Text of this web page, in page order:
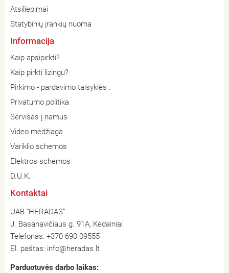
Atsiliepimai
Statybinių įrankių nuoma
Informacija
Kaip apsipirkti?
Kaip pirkti lizingu?
Pirkimo - pardavimo taisyklės .
Privatumo politika
Servisas į namus
Video medžiaga
Variklio schemos
Elektros schemos
D.U.K.
Kontaktai
UAB “HERADAS”
J. Basanavičiaus g. 91A, Kėdainiai
Telefonas: +370 690 09555
El. paštas: info@heradas.lt
Parduotuvės darbo laikas: